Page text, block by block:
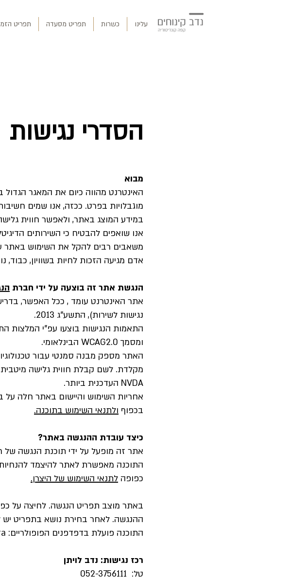
עלינו כשרות תפריט מסעדה תפריט
הסדרי נגישות
מבוא
האינטרנט מהווה כיום את המאגר
מוגבלויות בפרט. ככזה, אנו שמים
במידע המוצג באתר, ולאפשר חווית
אנו שואפים להבטיח כי השירותים
משאבים רבים להקל את השימוש באתר
אדם מגיעה הזכות לחיות בשוויון, כבוד,
הנגשת אתר זה בוצעה על ידי חברת
אתר האינטרנט עומד , ככל האפשר,
נגישות לשירות), התשע"ג 2013.
ומסמך WCAG2.0 הבינלאומי.
האתר מספק מבנה סמנטי עבור
מקלדת. לשם קבלת חווית גלישה
NVDA העדכנית ביותר.
אחריות השימוש והיישום באתר חלה על
בכפוף ולתנאי השימוש בתוכנה.
כיצד עובדת ההנגשה באתר?
אתר זה מופעל על ידי תוכנת הנגשה של
כפופה לתנאי השימוש של היצרן.
באתר מוצב תפריט הנגשה. לחיצה על
ההנגשה. לאחר בחירת נושא בתפריט יש
התוכנה פועלת בדפדפנים הפופולריים: Chrome, Firefox, Explorer 10+, Safari, Opera.
רכז נגישות: נדב לויתן
טל: 052-3756111